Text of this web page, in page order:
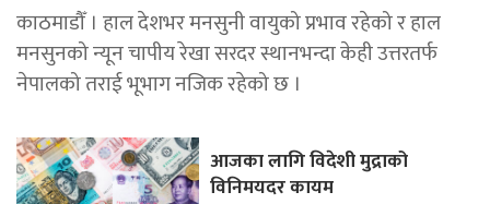
काठमाडौँ । हाल देशभर मनसुनी वायुको प्रभाव रहेको र हाल
मनसुनको न्यून चापीय रेखा सरदर स्थानभन्दा केही उत्तरतर्फ
नेपालको तराई भूभाग नजिक रहेको छ ।
आजका लागि विदेशी मुद्राको
विनिमयदर कायम